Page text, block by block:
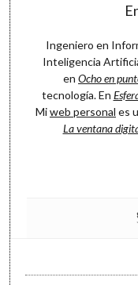
Ingeniero en
Inteligencia
en Ocho en
tecnología. En
Miweb personal es
La ventana